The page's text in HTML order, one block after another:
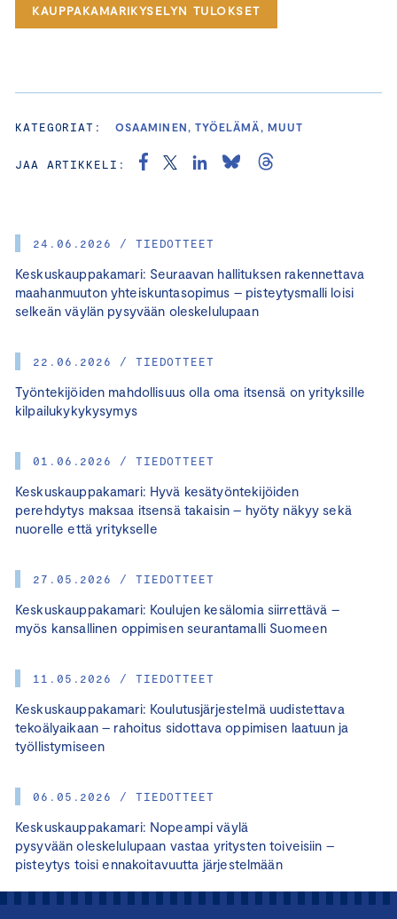
24.06.2026 / TIEDOTTEET
Keskuskauppakamari: Seuraavan hallituksen rakennettava
maahanmuuton yhteiskuntasopimus – pisteytysmalli loisi
selkeän väylän pysyvään oleskelulupaan
22.06.2026 / TIEDOTTEET
Työntekijöiden mahdollisuus olla oma itsensä on yrityksille
kilpailukykykysymys
01.06.2026 / TIEDOTTEET
Keskuskauppakamari: Hyvä kesätyöntekijöiden
perehdytys maksaa itsensä takaisin – hyöty näkyy sekä
nuorelle että yritykselle
27.05.2026 / TIEDOTTEET
Keskuskauppakamari: Koulujen kesälomia siirrettävä –
myös kansallinen oppimisen seurantamalli Suomeen
11.05.2026 / TIEDOTTEET
Keskuskauppakamari: Koulutusjärjestelmä uudistettava
tekoälyaikaan – rahoitus sidottava oppimisen laatuun ja
työllistymiseen
06.05.2026 / TIEDOTTEET
Keskuskauppakamari: Nopeampi väylä
pysyvään oleskelulupaan vastaa yritysten toiveisiin –
pisteytys toisi ennakoitavuutta järjestelmään
KAUPPAKAMARIKYSELYN TULOKSET
KATEGORIAT: OSAAMINEN, TYÖELÄMÄ, MUUT
JAA ARTIKKELI: